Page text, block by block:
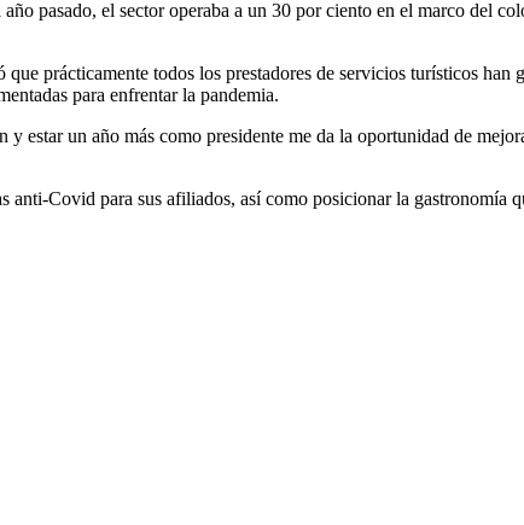
pasado, el sector operaba a un 30 por ciento en el marco del
prácticamente todos los prestadores de servicios turísticos
para enfrentar la pandemia.
estar un año más como presidente me da la oportunidad de
anti-Covid para sus afiliados, así como posicionar la gastronomía